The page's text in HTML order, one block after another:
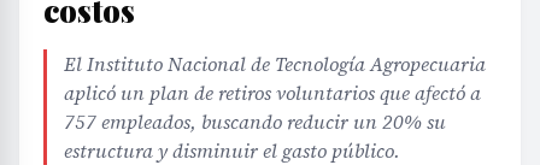
costos
El Instituto Nacional de Tecnología Agropecuaria
aplicó un plan de retiros voluntarios que afectó a
757 empleados, buscando reducir un 20% su
estructura y disminuir el gasto público.